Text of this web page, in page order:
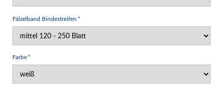
Pflichtfeld
Fälzelband Bindestreifen *
Pflichtfeld
Farbe *